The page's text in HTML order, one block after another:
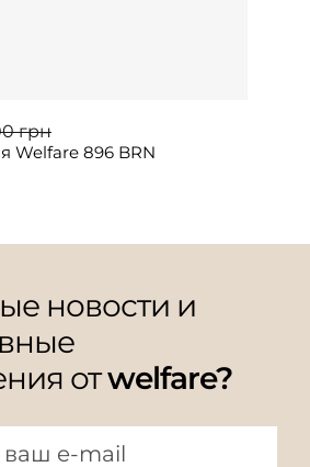
грн
Welfare 896 BRN
новости и
отwelfare?